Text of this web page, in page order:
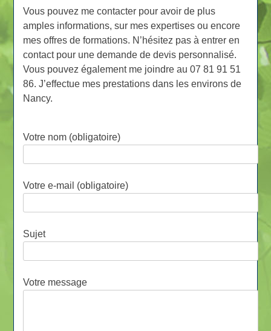
Vous pouvez me contacter pour avoir de plus
amples informations, sur mes expertises ou encore
mes offres de formations. N’hésitez pas à entrer en
contact pour une demande de devis personnalisé.
Vous pouvez également me joindre au 07 81 91 51
86. J’effectue mes prestations dans les environs de
Nancy.
Votre nom (obligatoire)
Votre e-mail (obligatoire)
Sujet
Votre message